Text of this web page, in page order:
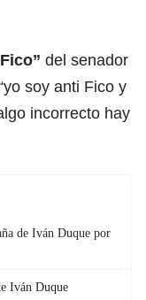
del senador
soy anti Fico y
incorrecto hay
de Iván Duque por
Iván Duque